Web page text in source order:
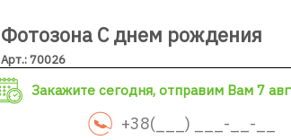
Фотозона С днем рождения
Арт.: 70026
Закажите сегодня, отправим Вам 7